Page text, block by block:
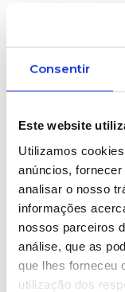
Consentir
Este website
Utilizamos
anúncios,
analisar o nosso
informações
nossos parceiros
análise, que as
que lhes forneceu
utilização dos
Flexo inks
Search